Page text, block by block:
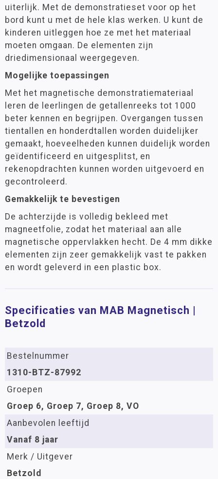
uiterlijk. Met de demonstratieset voor op het
bord kunt u met de hele klas werken. U kunt de
kinderen uitleggen hoe ze met het materiaal
moeten omgaan. De elementen zijn
driedimensionaal weergegeven.
Mogelijke toepassingen
Met het magnetische demonstratiemateriaal
leren de leerlingen de getallenreeks tot 1000
beter kennen en begrijpen. Overgangen tussen
tientallen en honderdtallen worden duidelijker
gemaakt, hoeveelheden kunnen duidelijk worden
geïdentificeerd en uitgesplitst, en
rekenopdrachten kunnen worden uitgevoerd en
gecontroleerd.
Gemakkelijk te bevestigen
De achterzijde is volledig bekleed met
magneetfolie, zodat het materiaal aan alle
magnetische oppervlakken hecht. De 4 mm dikke
elementen zijn zeer gemakkelijk vast te pakken
en wordt geleverd in een plastic box.
Specificaties van MAB Magnetisch |
Betzold
Bestelnummer
1310-BTZ-87992
Groepen
Groep 6, Groep 7, Groep 8, VO
Aanbevolen leeftijd
Vanaf 8 jaar
Merk / Uitgever
Betzold